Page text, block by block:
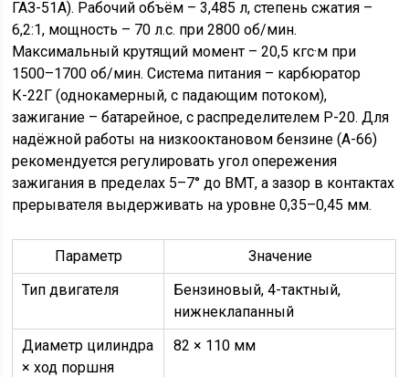
ГАЗ-51А). Рабочий объём – 3,485 л, степень сжатия –
6,2:1, мощность – 70 л.с. при 2800 об/мин.
Максимальный крутящий момент – 20,5 кгс·м при
1500–1700 об/мин. Система питания – карбюратор
К-22Г (однокамерный, с падающим потоком),
зажигание – батарейное, с распределителем Р-20. Для
надёжной работы на низкооктановом бензине (А-66)
рекомендуется регулировать угол опережения
зажигания в пределах 5–7° до ВМТ, а зазор в контактах
прерывателя выдерживать на уровне 0,35–0,45 мм.
Параметр
Значение
Тип двигателя
Бензиновый, 4-тактный,
нижнеклапанный
Диаметр цилиндра
× ход поршня
82 × 110 мм